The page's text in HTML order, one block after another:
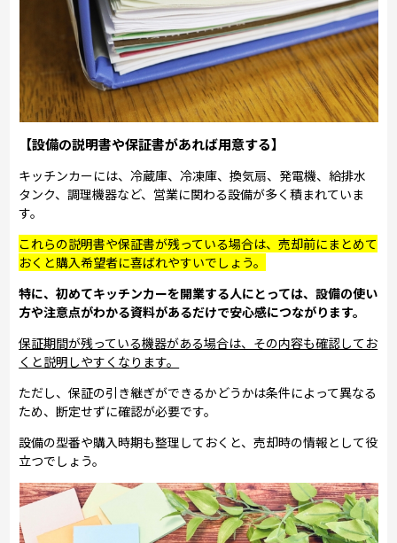
【設備の説明書や保証書があれば用意する】
キッチンカーには、冷蔵庫、冷凍庫、換気扇、発電機、給排水
タンク、調理機器など、営業に関わる設備が多く積まれていま
す。
これらの説明書や保証書が残っている場合は、売却前にまとめて
おくと購入希望者に喜ばれやすいでしょう。
特に、初めてキッチンカーを開業する人にとっては、設備の使い
方や注意点がわかる資料があるだけで安心感につながります。
保証期間が残っている機器がある場合は、その内容も確認してお
くと説明しやすくなります。
ただし、保証の引き継ぎができるかどうかは条件によって異なる
ため、断定せずに確認が必要です。
設備の型番や購入時期も整理しておくと、売却時の情報として役
立つでしょう。